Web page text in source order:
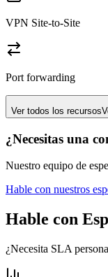
VPN Site-to-Site
Port forwarding
Ver todos los recursos
¿Necesitas una
Nuestro equipo de
Hable con nuestros
Hable con
¿Necesita SLA